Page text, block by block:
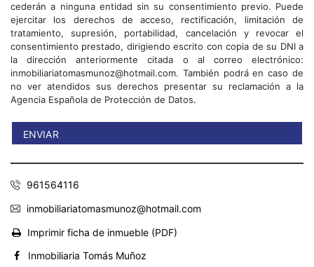
cederán a ninguna entidad sin su consentimiento previo. Puede
ejercitar los derechos de acceso, rectificación, limitación de
tratamiento, supresión, portabilidad, cancelación y revocar el
consentimiento prestado, dirigiendo escrito con copia de su DNI a
la dirección anteriormente citada o al correo electrónico:
inmobiliariatomasmunoz@hotmail.com. También podrá en caso de
no ver atendidos sus derechos presentar su reclamación a la
Agencia Española de Protección de Datos.
961564116
inmobiliariatomasmunoz@hotmail.com
Imprimir ficha de inmueble (PDF)
Inmobiliaria Tomás Muñoz